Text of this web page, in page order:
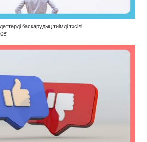
басқарудың тиімді тәсілі